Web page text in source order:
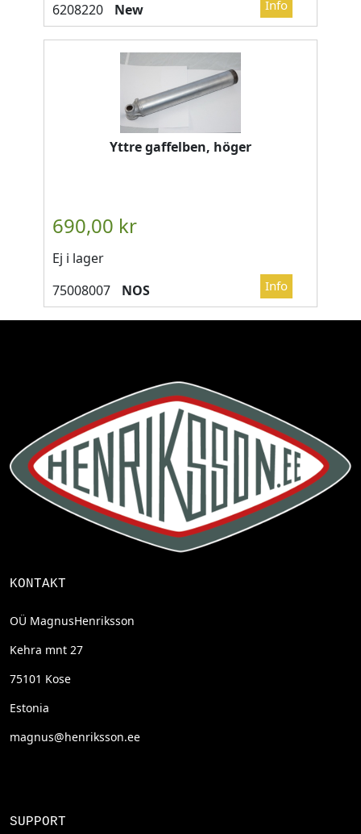
New
Yttre gaffelben, höger
Ej i lager
NOS
KONTAKT
OÜ MagnusHenriksson
Kehra mnt 27
75101 Kose
Estonia
magnus@henriksson.ee
SUPPORT